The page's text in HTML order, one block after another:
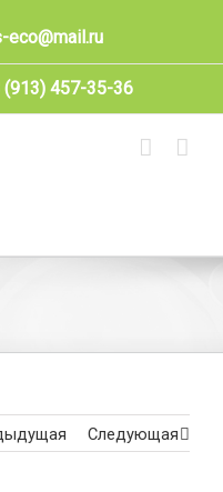
eco@mail.ru
(913) 457-35-36
Следующая